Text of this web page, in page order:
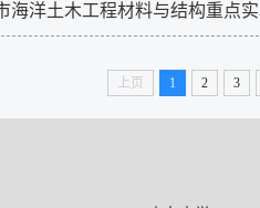
海洋土木工程材料与结构重点
上页 1 2 3